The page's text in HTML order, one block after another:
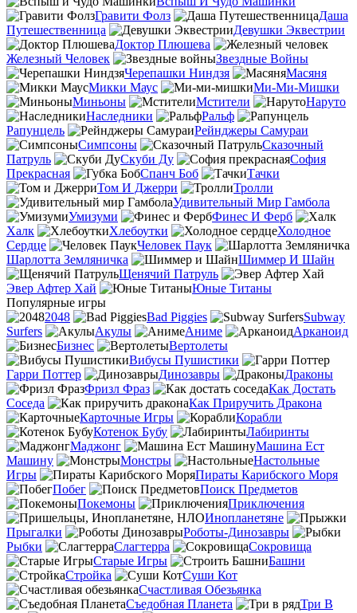
Гравити Фолз
Даша
Путешественница
Девушки Эквестрии
Доктор Плюшева
Железный Человек
Звездные Войны
Черепашки Ниндзя
Масяня
Микки Маус
Ми-Ми-Мишки
Миньоны
Мстители
Наруто
Наследники
Ральф
Рапунцель
Рейнджеры Самураи
Симпсоны
Сказочный
Патруль
Скуби Ду
София
Прекрасная
Спанч Боб
Тачки
Том И Джерри
Тролли
Удивительный Мир Гамбола
Умизуми
Финес И Ферб
Халк
Хлебоутки
Холодное
Сердце
Человек Паук
Шарлотта Земляничка
Шиммер И Шайн
Щенячий Патруль
Эвер Афтер Хай
Юные Титаны
Популярные игры
2048
Bad Piggies
Subway
Surfers
Акулы Аниме
Арканоид
Бизнес
Вертолеты
Вибусы Пушистики
Гарри Поттер
Динозавры
Драконы
Фризл Фраз
Как Достать
Соседа
Как Приручить Дракона
Карточные Игры
Корабли
Котенок Бубу
Лабиринты
Маджонг
Машина Ест
Машину
Монстры
Настольные
Игры
Пираты Карибского Моря
Побег
Поиск Предметов
Покемоны
Приключения
Инопланетяне
Прыгалки
Роботы-Динозавры
Рыбки
Слагтерра
Сокровища
Старые Игры
Башни
Стройка
Суши Кот
Счастливая Обезьянка
Съедобная Планета
Три В